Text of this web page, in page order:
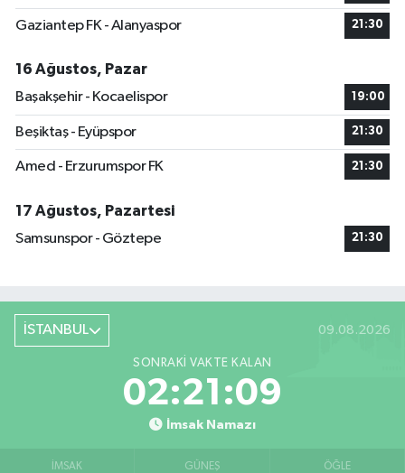
Gaziantep FK - Alanyaspor 21:30
16 Ağustos, Pazar
Başakşehir - Kocaelispor
19:00
Beşiktaş - Eyüpspor 21:30
Amed - Erzurumspor FK 21:30
17 Ağustos, Pazartesi
Samsunspor - Göztepe
21:30
İSTANBUL 09.08.2026
SONRAKI VAKTE KALAN
02:21:09
İmsak Namazı
İMSAK GÜNEŞ ÖĞLE